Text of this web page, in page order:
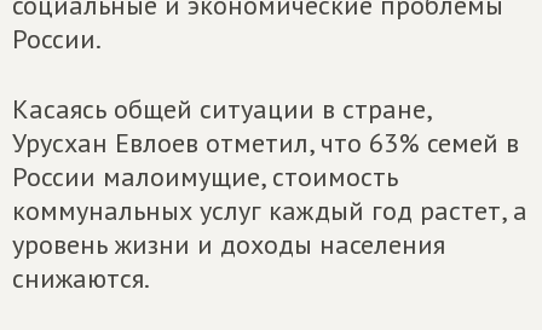
России.
Касаясь общей ситуации в стране,
Урусхан Евлоев отметил, что 63% семей в
России малоимущие, стоимость
коммунальных услуг каждый год растет, а
уровень жизни и доходы населения
снижаются.